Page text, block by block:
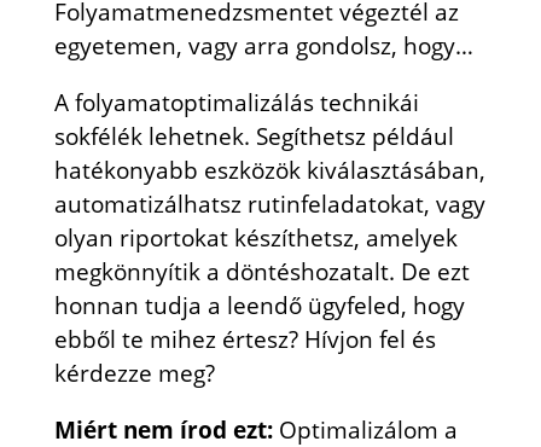
Folyamatmenedzsmentet végeztél az
egyetemen, vagy arra gondolsz, hogy…
A folyamatoptimalizálás technikái
sokfélék lehetnek. Segíthetsz például
hatékonyabb eszközök kiválasztásában,
automatizálhatsz rutinfeladatokat, vagy
olyan riportokat készíthetsz, amelyek
megkönnyítik a döntéshozatalt. De ezt
honnan tudja a leendő ügyfeled, hogy
ebből te mihez értesz? Hívjon fel és
kérdezze meg?
Miért nem írod ezt:Optimalizálom a